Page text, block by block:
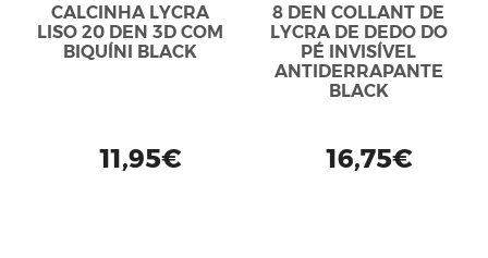
CALCINHA LYCRA
LISO 20 DEN 3D COM
BIQUÍNI BLACK
11,95€
8 DEN COLLANT DE
LYCRA DE DEDO DO
PÉ INVISÍVEL
ANTIDERRAPANTE
BLACK
16,75€